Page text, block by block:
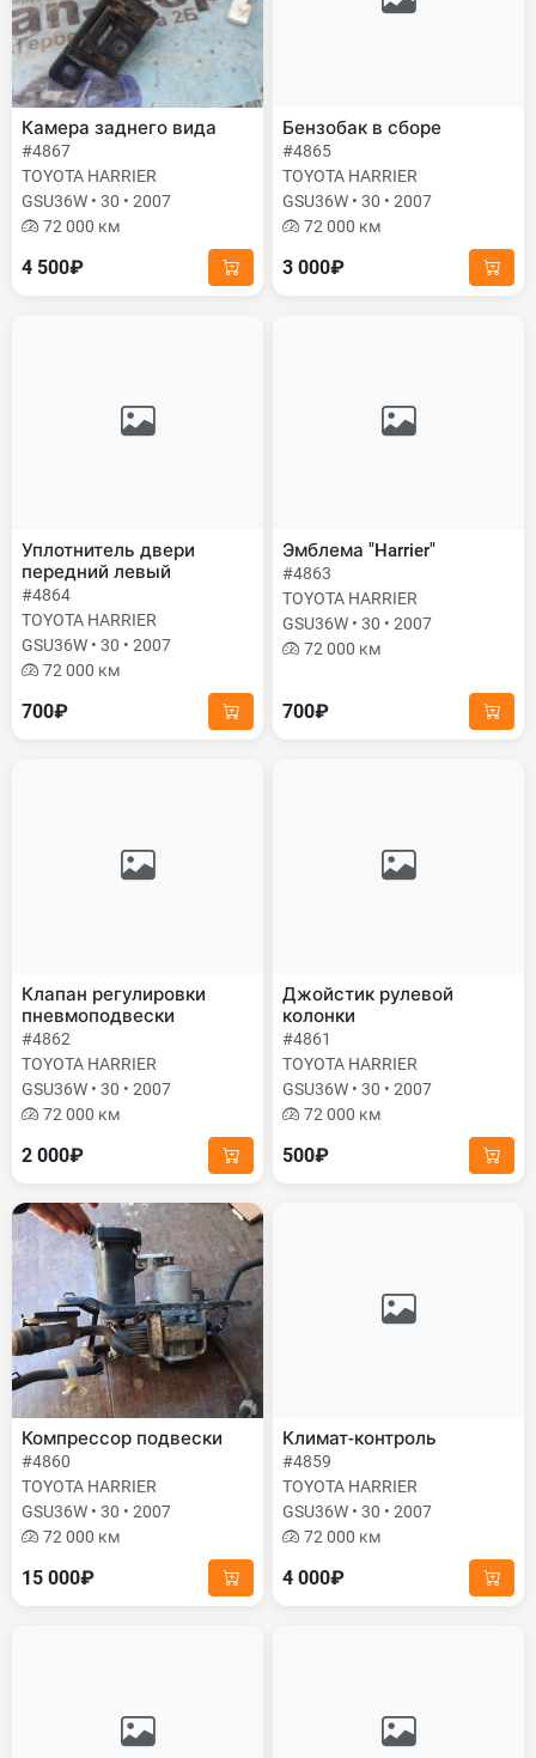
Камера заднего вида
#4867
TOYOTA HARRIER
GSU36W • 30 • 2007
72 000 км
4 500₽
Бензобак в сборе
#4865
TOYOTA HARRIER
GSU36W • 30 • 2007
72 000 км
3 000₽
Уплотнитель двери
передний левый
#4864
TOYOTA HARRIER
GSU36W • 30 • 2007
72 000 км
700₽
Эмблема "Harrier"
#4863
TOYOTA HARRIER
GSU36W • 30 • 2007
72 000 км
700₽
Клапан регулировки
пневмоподвески
#4862
TOYOTA HARRIER
GSU36W • 30 • 2007
72 000 км
2 000₽
Джойстик рулевой
колонки
#4861
TOYOTA HARRIER
GSU36W • 30 • 2007
72 000 км
500₽
Компрессор подвески
#4860
TOYOTA HARRIER
GSU36W • 30 • 2007
72 000 км
15 000₽
Климат-контроль
#4859
TOYOTA HARRIER
GSU36W • 30 • 2007
72 000 км
4 000₽